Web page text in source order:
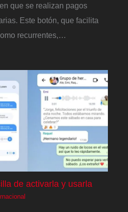
que se realizan pagos
Este botón, que facilita
recurrentes,…
de activarla y usarla